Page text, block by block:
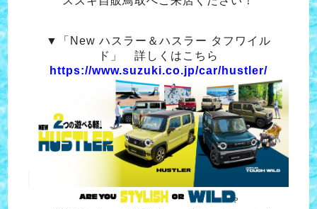
▼「New ハスラー＆ハスラー タフワイル
ド」 詳しくはこちら
https://www.suzuki.co.jp/car/hustler/